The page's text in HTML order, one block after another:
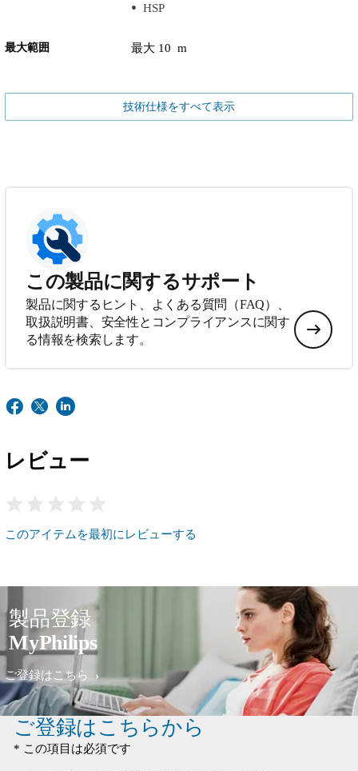
HSP
最大範囲 最大 10 m
技術仕様をすべて表示
この製品に関するサポート
製品に関するヒント、よくある質問（FAQ）、
取扱説明書、安全性とコンプライアンスに関す
る情報を検索します。
レビュー
このアイテムを最初にレビューする
製品登録
MyPhilips
ご登録はこちら
ご登録はこちらから
* この項目は必須です